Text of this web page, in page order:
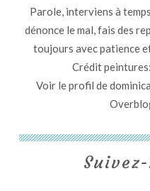
Parole, interviens à
dénonce le mal, fais des
toujours avec patience
Crédit
Voir le profil de